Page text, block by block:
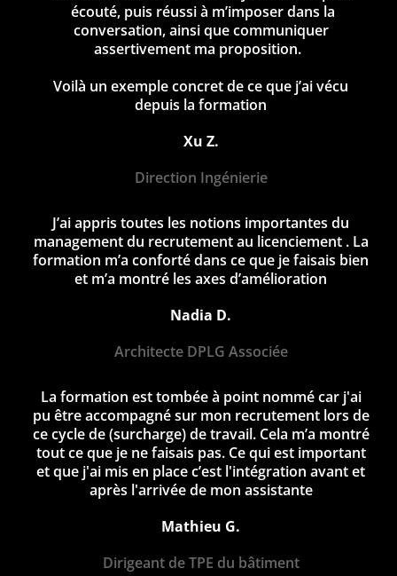
écouté, puis réussi à m’imposer dans la
conversation, ainsi que communiquer
assertivement ma proposition.
Voilà un exemple concret de ce que j’ai vécu
depuis la formation
Xu Z.
Direction Ingénierie
J’ai appris toutes les notions importantes du
management du recrutement au licenciement . La
formation m’a conforté dans ce que je faisais bien
et m’a montré les axes d’amélioration
Nadia D.
Architecte DPLG Associée
La formation est tombée à point nommé car j'ai
pu être accompagné sur mon recrutement lors de
ce cycle de (surcharge) de travail. Cela m’a montré
tout ce que je ne faisais pas. Ce qui est important
et que j'ai mis en place c’est l'intégration avant et
après l'arrivée de mon assistante
Mathieu G.
Dirigeant de TPE du bâtiment